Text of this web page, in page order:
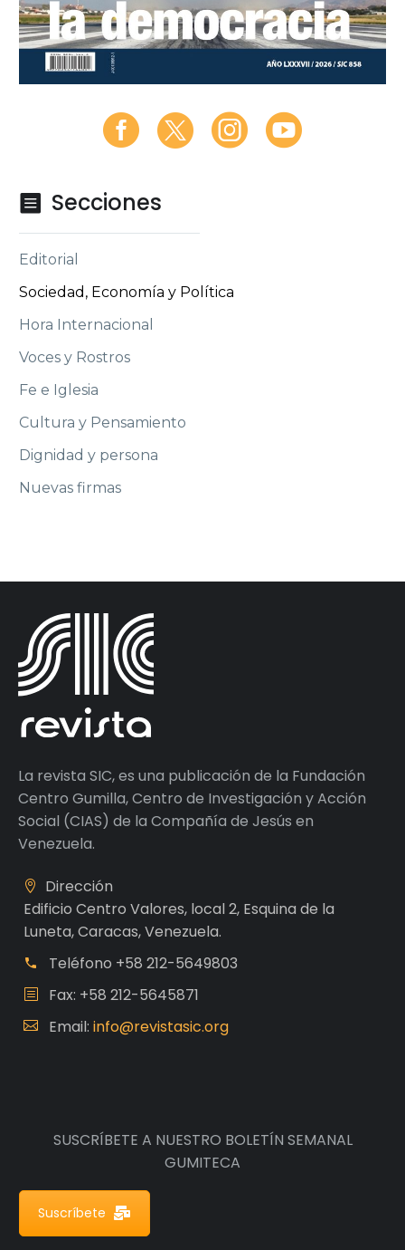
 Secciones
Editorial
Sociedad, Economía y Política
Hora Internacional
Voces y Rostros
Fe e Iglesia
Cultura y Pensamiento
Dignidad y persona
Nuevas firmas
La revista SIC, es una publicación de la Fundación
Centro Gumilla, Centro de Investigación y Acción
Social (CIAS) de la Compañía de Jesús en
Venezuela.
Dirección
Edificio Centro Valores, local 2, Esquina de la
Luneta, Caracas, Venezuela.
Teléfono +58 212-5649803
Fax: +58 212-5645871
Email: info@revistasic.org
SUSCRÍBETE A NUESTRO BOLETÍN SEMANAL
GUMITECA
Suscríbete